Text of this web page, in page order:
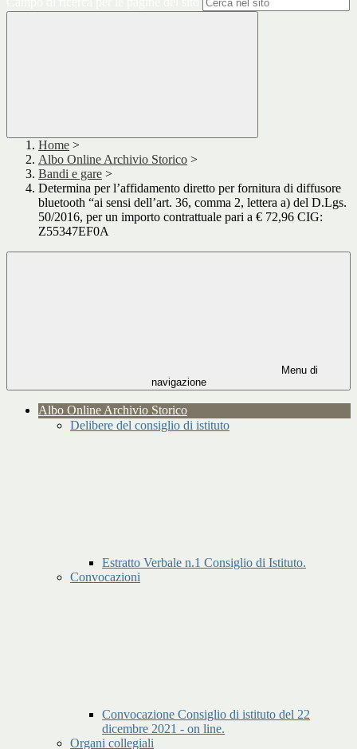
Home >
Albo Online Archivio Storico >
Bandi e gare >
Determina per l’affidamento diretto per fornitura di diffusore
bluetooth “ai sensi dell’art. 36, comma 2, lettera a) del D.Lgs.
50/2016, per un importo contrattuale pari a € 72,96 CIG:
Z55347EF0A
Menu di
navigazione
Albo Online Archivio Storico
Delibere del consiglio di istituto
Estratto Verbale n.1 Consiglio di Istituto.
Convocazioni
Convocazione Consiglio di istituto del 22
dicembre 2021 - on line.
Organi collegiali